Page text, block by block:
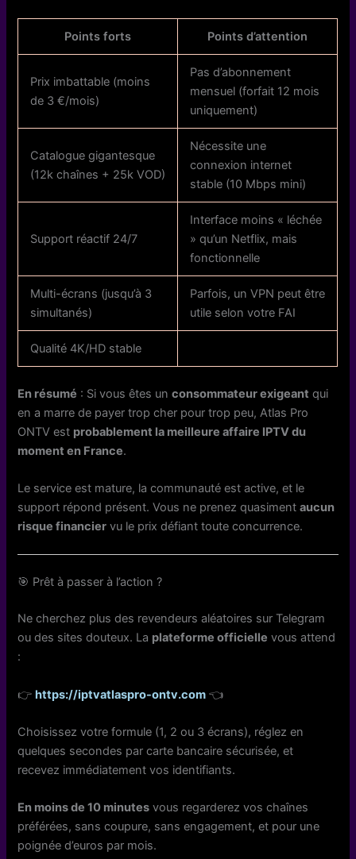
Points forts Points d’attention
Prix imbattable (moins
de 3 €/mois)
Pas d’abonnement
mensuel (forfait 12 mois
uniquement)
Catalogue gigantesque
(12k chaînes + 25k VOD)
Nécessite une
connexion internet
stable (10 Mbps mini)
Support réactif 24/7
Interface moins « léchée
» qu’un Netflix, mais
fonctionnelle
Multi-écrans (jusqu’à 3
simultanés)
Parfois, un VPN peut être
utile selon votre FAI
Qualité 4K/HD stable
En résumé : Si vous êtes unconsommateur exigeant qui
en a marre de payer trop cher pour trop peu, Atlas Pro
ONTV est probablement la meilleure affaire IPTV du
moment en France.
Le service est mature, la communauté est active, et le
support répond présent. Vous ne prenez quasimentaucun
risque financier vu le prix défiant toute concurrence.
🎯 Prêt à passer à l’action ?
Ne cherchez plus des revendeurs aléatoires sur Telegram
ou des sites douteux. La plateforme officielle vous attend
:
👉https://iptvatlaspro-ontv.com 👈
Choisissez votre formule (1, 2 ou 3 écrans), réglez en
quelques secondes par carte bancaire sécurisée, et
recevez immédiatement vos identifiants.
En moins de 10 minutes vous regarderez vos chaînes
préférées, sans coupure, sans engagement, et pour une
poignée d’euros par mois.